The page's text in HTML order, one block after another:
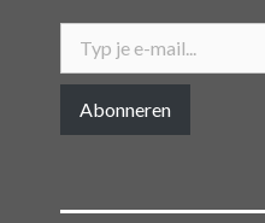
Typ je e-mail...
Abonneren